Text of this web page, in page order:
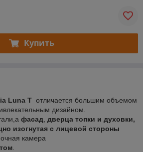
Купить
Luna T отличается большим объемом
дизайном.
фасад дверца топки и духовки,
изогнутая с лицевой стороны
камера